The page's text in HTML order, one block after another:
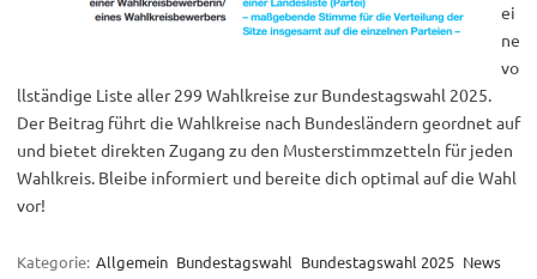
ei
ne
vo
llständige Liste aller 299 Wahlkreise zur Bundestagswahl 2025.
Der Beitrag führt die Wahlkreise nach Bundesländern geordnet auf
und bietet direkten Zugang zu den Musterstimmzetteln für jeden
Wahlkreis. Bleibe informiert und bereite dich optimal auf die Wahl
vor!
Kategorie: Allgemein Bundestagswahl Bundestagswahl 2025 News